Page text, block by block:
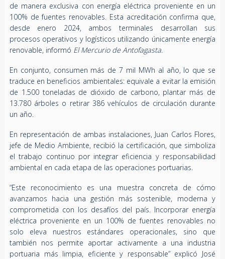
de manera exclusiva con energía eléctrica proveniente en un
100% de fuentes renovables. Esta acreditación confirma que,
desde enero 2024, ambos terminales desarrollan sus
procesos operativos y logísticos utilizando únicamente energía
renovable, informó El Mercurio de Antofagasta.
En conjunto, consumen más de 7 mil MWh al año, lo que se
traduce en beneficios ambientales: equivale a evitar la emisión
de 1.500 toneladas de dióxido de carbono, plantar más de
13.780 árboles o retirar 386 vehículos de circulación durante
un año.
En representación de ambas instalaciones, Juan Carlos Flores,
jefe de Medio Ambiente, recibió la certificación, que simboliza
el trabajo continuo por integrar eficiencia y responsabilidad
ambiental en cada etapa de las operaciones portuarias.
“Este reconocimiento es una muestra concreta de cómo
avanzamos hacia una gestión más sostenible, moderna y
comprometida con los desafíos del país. Incorporar energía
eléctrica proveniente en un 100% de fuentes renovables no
solo eleva nuestros estándares operacionales, sino que
también nos permite aportar activamente a una industria
portuaria más limpia, eficiente y responsable” explicó José